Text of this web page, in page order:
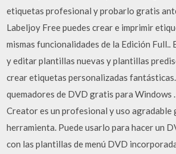
etiquetas profesional y probarlo gratis
Labeljoy Free puedes crear e imprimir
mismas funcionalidades de la Edición Full..
y editar plantillas nuevas y plantillas
crear etiquetas personalizadas
quemadores de DVD gratis para Windows
Creator es un profesional y uso agradable
herramienta. Puede usarlo para hacer un
con las plantillas de menú DVD